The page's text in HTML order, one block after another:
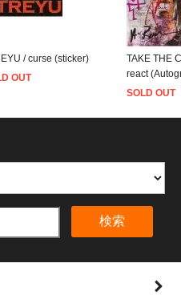
/ curse (sticker)
OUT
TAKE THE
react
SOLD OUT
検索